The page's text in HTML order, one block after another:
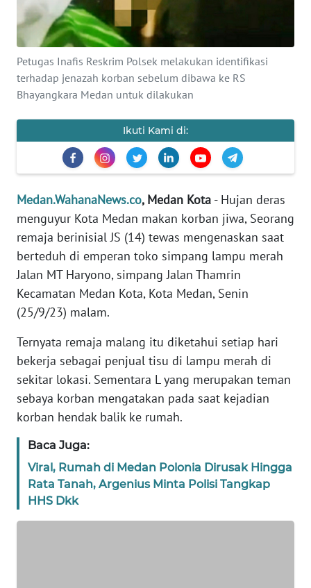
Petugas Inafis Reskrim Polsek melakukan identifikasi
terhadap jenazah korban sebelum dibawa ke RS
Bhayangkara Medan untuk dilakukan
Ikuti Kami di:
Medan.WahanaNews.co, Medan Kota - Hujan deras
menguyur Kota Medan makan korban jiwa, Seorang
remaja berinisial JS (14) tewas mengenaskan saat
berteduh di emperan toko simpang lampu merah
Jalan MT Haryono, simpang Jalan Thamrin
Kecamatan Medan Kota, Kota Medan, Senin
(25/9/23) malam.
Ternyata remaja malang itu diketahui setiap hari
bekerja sebagai penjual tisu di lampu merah di
sekitar lokasi. Sementara L yang merupakan teman
sebaya korban mengatakan pada saat kejadian
korban hendak balik ke rumah.
Baca Juga:
Viral, Rumah di Medan Polonia Dirusak Hingga
Rata Tanah, Argenius Minta Polisi Tangkap
HHS Dkk
KARIR
DISCLAIMER
Wahana
News
WN
JAKARTA
WN
JABAR
WN
NTT
WN
KEPRI
WN
PAPUA